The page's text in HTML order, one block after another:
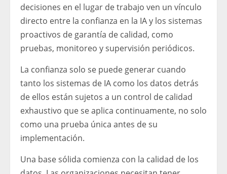
decisiones en el lugar de trabajo ven un vínculo
directo entre la confianza en la IA y los sistemas
proactivos de garantía de calidad, como
pruebas, monitoreo y supervisión periódicos.
La confianza solo se puede generar cuando
tanto los sistemas de IA como los datos detrás
de ellos están sujetos a un control de calidad
exhaustivo que se aplica continuamente, no solo
como una prueba única antes de su
implementación.
Una base sólida comienza con la calidad de los